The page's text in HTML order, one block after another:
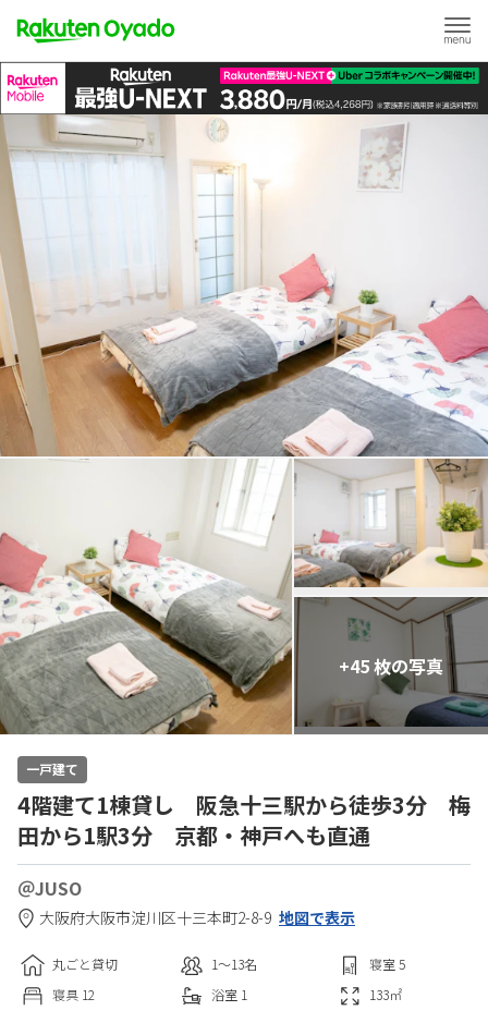
+45 枚の写真
一戸建て
4階建て1棟貸し 阪急十三駅から徒歩3分 梅
田から1駅3分 京都・神戸へも直通
＠JUSO
大阪府大阪市淀川区十三本町2-8-9 地図で表示
丸ごと貸切 1〜13名 寝室 5
寝具 12 浴室 1 133㎡